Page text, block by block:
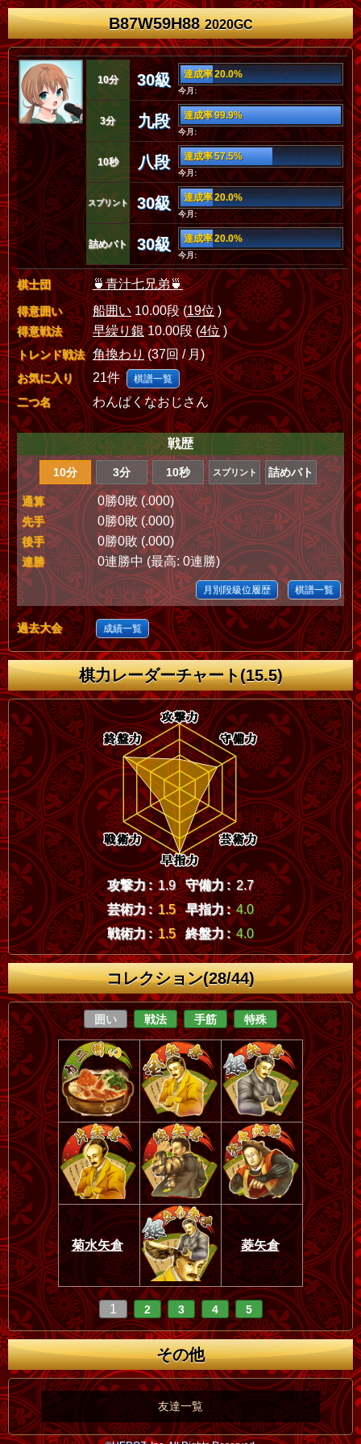
B87W59H882020GC
10分 30級 達成率 20.0%
今月:
3分 九段 達成率 99.9%
今月:
10秒 八段 達成率 57.5%
今月:
スプリント 30級 達成率 20.0%
今月:
詰めバト 30級 達成率 20.0%
今月:
棋士団 🍵青汁七兄弟🍵
得意囲い 船囲い10.00段 (19位)
得意戦法 早繰り銀10.00段 (4位)
トレンド戦法 角換わり(37回 / 月)
お気に入り 21件 棋譜一覧
二つ名 わんぱくなおじさん
戦歴
10分 3分 10秒 スプリント 詰めバト
通算 0勝0敗 (.000)
先手 0勝0敗 (.000)
後手 0勝0敗 (.000)
連勝 0連勝中 (最高: 0連勝)
月別段級位履歴 棋譜一覧
過去大会 成績一覧
棋力レーダーチャート(15.5)
攻撃力 : 1.9 守備力 : 2.7
芸術力 : 1.5 早指力 : 4.0
戦術力 : 1.5 終盤力 : 4.0
コレクション(28/44)
囲い 戦法 手筋 特殊
菊水矢倉 菱矢倉
1 2 3 4 5
その他
友達一覧